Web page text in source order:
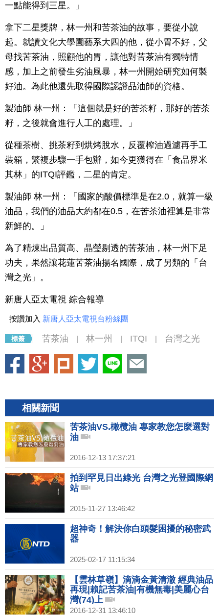
一點能得到三星。」
拿下二星獎牌，林一州和苦茶油的故事，要從小說
起。就讀文化大學園藝系大四的他，從小胃不好，父
母找苦茶油，照顧他的胃，讓他對苦茶油有獨特情
感，加上之前發生劣油風暴，林一州開始研究如何製
好油。為此他還先取得國際認證品油師的資格。
製油師 林一州：「這個就是好的苦茶籽，那好的苦茶
籽，之後就會進行人工的處理。」
從種茶樹、挑茶籽到烘烤脫水，反覆榨油過濾再手工
裝箱，繁複步驟一手包辦，如今更獲得在「食品界米
其林」的ITQI評鑑，二星的肯定。
製油師 林一州：「國家的酸價標準是在2.0，就算一級
油品，我們的油品大約都在0.5，在苦茶油裡算是非常
新鮮的。」
為了精煉出品質高、晶瑩剔透的苦茶油，林一州下足
功夫，果然讓花蓮苦茶油揚名國際，成了另類的「台
灣之光」。
新唐人亞太電視 綜合報導
按讚加入 新唐人亞太電視台粉絲團
苦茶油 林一州 ITQI 台灣之光
相關新聞
苦茶油VS.橄欖油 專家教您怎麼選對
油
2016-12-13 17:37:21
拍到罕見日出綠光 台灣之光登國際網
站
2015-11-27 13:46:42
超神奇！解決你白頭髮困擾的秘密武
器
2025-02-17 11:15:34
【雲林草嶺】滴滴金黃清澈 經典油品
再現|賴記苦茶油|有機無毒|美麗心台
灣(74)上
2016-12-31 13:46:10